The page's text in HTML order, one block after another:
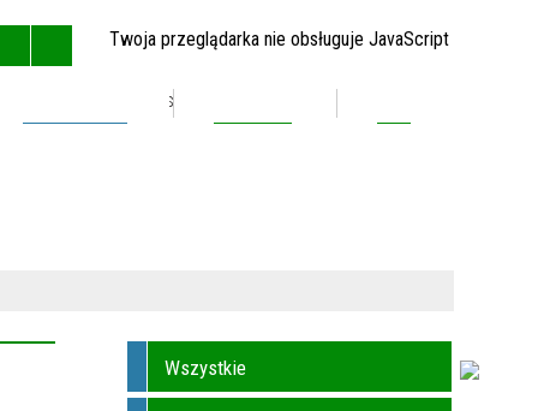
Twoja przeglądarka nie obsługuje JavaScript
MAPA STRONY
Wszystkie